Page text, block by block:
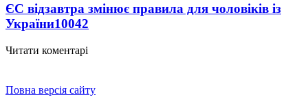
ЄС відзавтра змінює правила для чоловіків із
України10042
Читати коментарі
Повна версія сайту